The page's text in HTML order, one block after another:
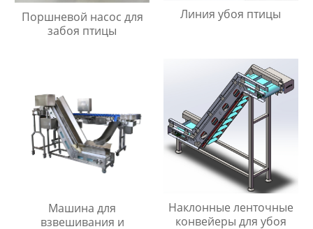
Поршневой насос для
забоя птицы
Линия убоя птицы
Машина для
взвешивания и
Наклонные ленточные
конвейеры для убоя